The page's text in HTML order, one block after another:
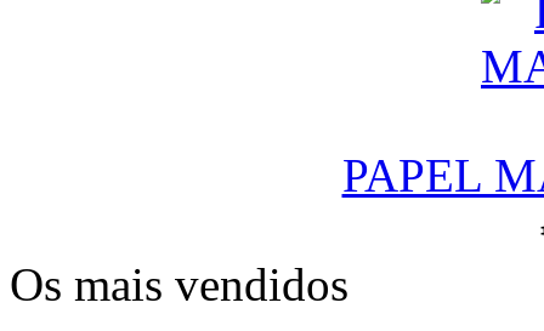
PAPEL
Os mais vendidos